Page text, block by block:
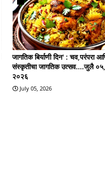
जागतिक बिर्याणी दिन' : चव,परंपरा
संस्कृतीचा जागतिक उत्सव....जुलै ०५,
२०२६
July 05, 2026